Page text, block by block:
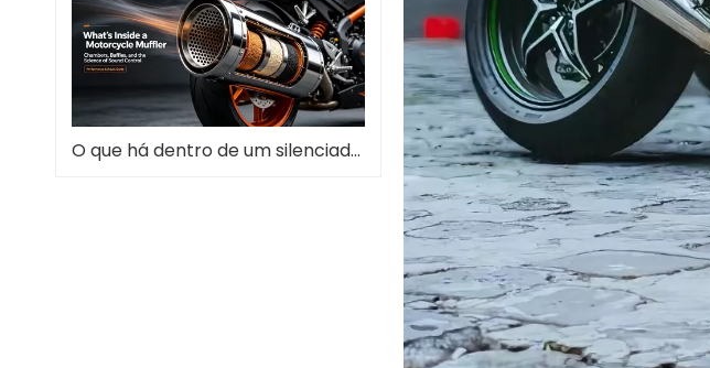
O que há dentro de um silenciador de motocicleta – e por que isso é importante